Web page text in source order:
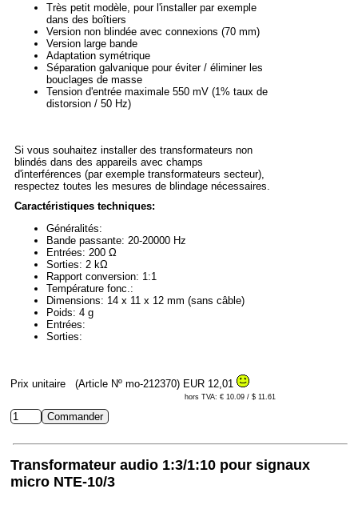
Très petit modèle, pour l'installer par exemple
dans des boîtiers
Version non blindée avec connexions (70 mm)
Version large bande
Adaptation symétrique
Séparation galvanique pour éviter / éliminer les
bouclages de masse
Tension d'entrée maximale 550 mV (1% taux de
distorsion / 50 Hz)
Si vous souhaitez installer des transformateurs non
blindés dans des appareils avec champs
d'interférences (par exemple transformateurs secteur),
respectez toutes les mesures de blindage nécessaires.
Caractéristiques techniques:
Généralités:
Bande passante: 20-20000 Hz
Entrées: 200 Ω
Sorties: 2 kΩ
Rapport conversion: 1:1
Température fonc.:
Dimensions: 14 x 11 x 12 mm (sans câble)
Poids: 4 g
Entrées:
Sorties:
Prix unitaire (Article Nº mo-212370) EUR 12,01
hors TVA: € 10.09 / $ 11.61
Transformateur audio 1:3/1:10 pour signaux
micro NTE-10/3